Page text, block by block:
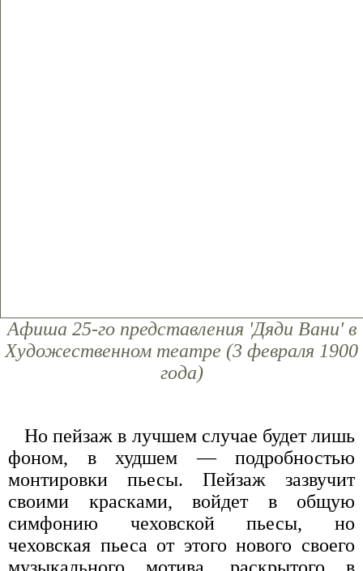
Афиша 25-го представления 'Дяди Вани' в
Художественном театре (3 февраля 1900
года)
Но пейзаж в лучшем случае будет лишь
фоном, в худшем — подробностью
монтировки пьесы. Пейзаж зазвучит
своими красками, войдет в общую
симфонию чеховской пьесы, но
чеховская пьеса от этого нового своего
музыкального мотива, раскрытого в